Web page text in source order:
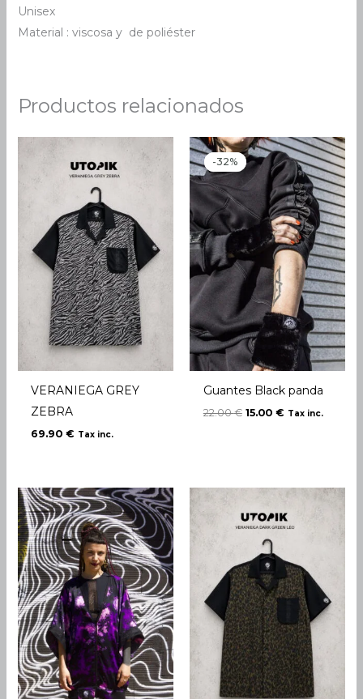
Unisex
Material : viscosa y de poliéster
Productos relacionados
VERANIEGA GREY
ZEBRA
69.90€ Tax inc.
-32%
-32%
Guantes Black panda
22.00€
El
precio
original
era:
22.00 €.
15.00 €
El
precio
actual
es:
15.00 €.
Tax inc.